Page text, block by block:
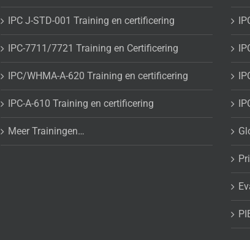
IPC J-STD-001 Training en certificering
IPC-7711/7721 Training en Certificering
IPC/WHMA-A-620 Training en certificering
IPC-A-610 Training en certificering
Meer Trainingen…